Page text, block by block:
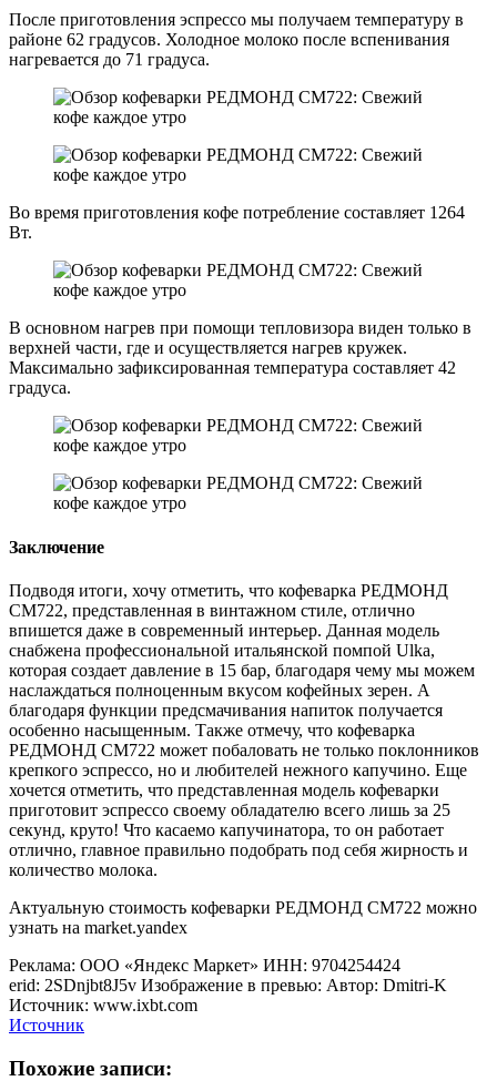
После приготовления эспрессо мы получаем температуру в
районе 62 градусов. Холодное молоко после вспенивания
нагревается до 71 градуса.
Во время приготовления кофе потребление составляет 1264
Вт.
В основном нагрев при помощи тепловизора виден только в
верхней части, где и осуществляется нагрев кружек.
Максимально зафиксированная температура составляет 42
градуса.
Заключение
Подводя итоги, хочу отметить, что кофеварка РЕДМОНД
CM722, представленная в винтажном стиле, отлично
впишется даже в современный интерьер. Данная модель
снабжена профессиональной итальянской помпой Ulka,
которая создает давление в 15 бар, благодаря чему мы можем
наслаждаться полноценным вкусом кофейных зерен. А
благодаря функции предсмачивания напиток получается
особенно насыщенным. Также отмечу, что кофеварка
РЕДМОНД CM722 может побаловать не только поклонников
крепкого эспрессо, но и любителей нежного капучино. Еще
хочется отметить, что представленная модель кофеварки
приготовит эспрессо своему обладателю всего лишь за 25
секунд, круто! Что касаемо капучинатора, то он работает
отлично, главное правильно подобрать под себя жирность и
количество молока.
Актуальную стоимость кофеварки РЕДМОНД CM722 можно
узнать на market.yandex
Реклама: ООО «Яндекс Маркет» ИНН: 9704254424
erid: 2SDnjbt8J5v Изображение в превью: Автор: Dmitri-K
Источник: www.ixbt.com
Источник
Похожие записи: